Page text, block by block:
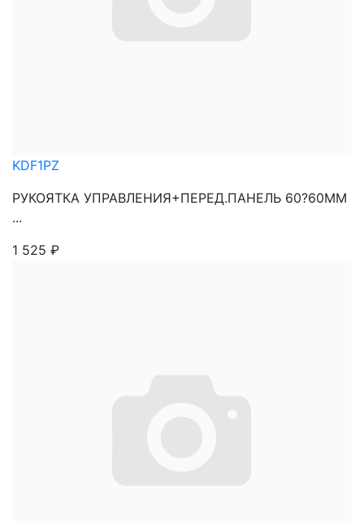
KDF1PZ
РУКОЯТКА УПРАВЛЕНИЯ+ПЕРЕД.ПАНЕЛЬ 60?60ММ
...
1 525 ₽